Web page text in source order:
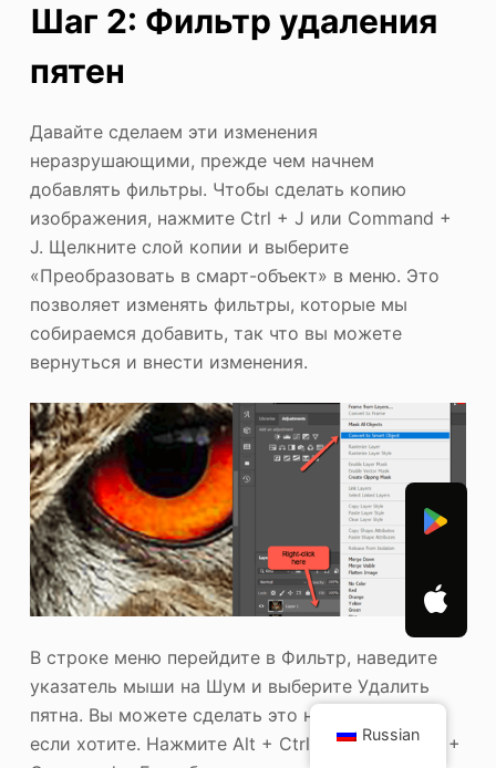
Шаг 2: Фильтр удаления
пятен
Давайте сделаем эти изменения
неразрушающими, прежде чем начнем
добавлять фильтры. Чтобы сделать копию
изображения, нажмите Ctrl + J или Command +
J. Щелкните слой копии и выберите
«Преобразовать в смарт-объект» в меню. Это
позволяет изменять фильтры, которые мы
собираемся добавить, так что вы можете
вернуться и внести изменения.
В строке меню перейдите в Фильтр, наведите
указатель мыши на Шум и выберите Удалить
пятна. Вы можете сделать это несколько раз,
если хотите. Нажмите Alt + Ctrl + F или Option +
Russian